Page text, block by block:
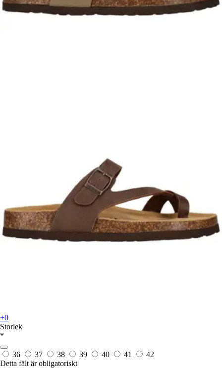
+0
Storlek
*
36 37 38 39 40 41
42
Detta fält är obligatoriskt